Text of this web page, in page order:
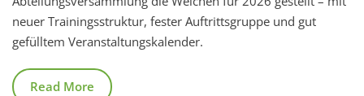
neuer Trainingsstruktur, fester Auftrittsgruppe und gut
gefülltem Veranstaltungskalender.
Read More